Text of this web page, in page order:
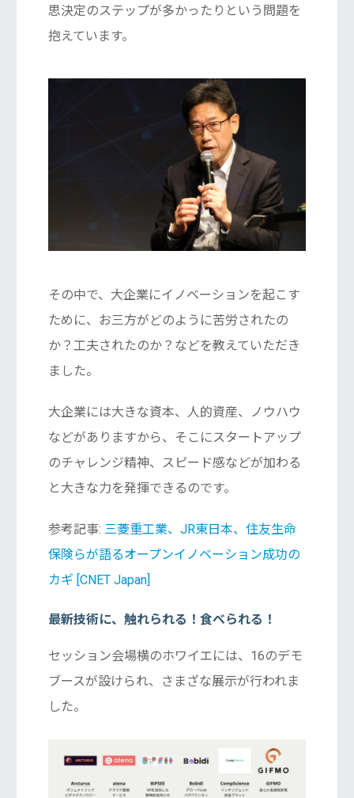
思決定のステップが多かったりという問題を
抱えています。
その中で、大企業にイノベーションを起こす
ために、お三方がどのように苦労されたの
か？工夫されたのか？などを教えていただき
ました。
大企業には大きな資本、人的資産、ノウハウ
などがありますから、そこにスタートアップ
のチャレンジ精神、スピード感などが加わる
と大きな力を発揮できるのです。
参考記事: 三菱重工業、JR東日本、住友生命
保険らが語るオープンイノベーション成功の
カギ [CNET Japan]
最新技術に、触れられる！食べられる！
セッション会場横のホワイエには、16のデモ
ブースが設けられ、さまざな展示が行われま
した。